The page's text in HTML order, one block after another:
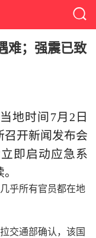
难；强震已致
地时间7月2日
召开新闻发布会
即启动应急系
乎所有官员都在地
交通部确认，该国